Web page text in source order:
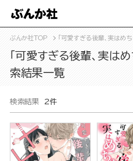
ぶんか社TOP 「可愛すぎる後輩、実はめ
「可愛すぎる後輩、実は
索結果一覧
検索結果 2件